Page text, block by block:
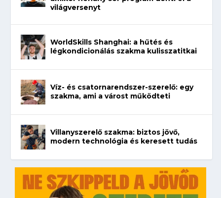
világversenyt
WorldSkills Shanghai: a hűtés és
légkondicionálás szakma kulisszatitkai
Víz- és csatornarendszer-szerelő: egy
szakma, ami a várost működteti
Villanyszerelő szakma: biztos jövő,
modern technológia és keresett tudás